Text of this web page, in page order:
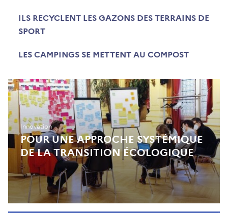
ILS RECYCLENT LES GAZONS DES TERRAINS DE
SPORT
LES CAMPINGS SE METTENT AU COMPOST
Innovation
POUR UNE APPROCHE SYSTÉMIQUE
DE LA TRANSITION ÉCOLOGIQUE